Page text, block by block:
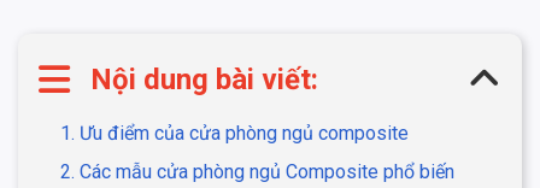
Nội dung bài viết:
1. Ưu điểm của cửa phòng ngủ composite
2. Các mẫu cửa phòng ngủ Composite phổ biến